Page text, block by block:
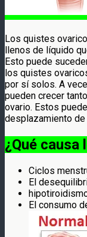
Los quistes
llenos de líquido
Esto puede
los quistes
por sí solos. A
pueden crecer
ovario. Estos
desplazamiento
¿Qué
Ciclos
El
El consumo